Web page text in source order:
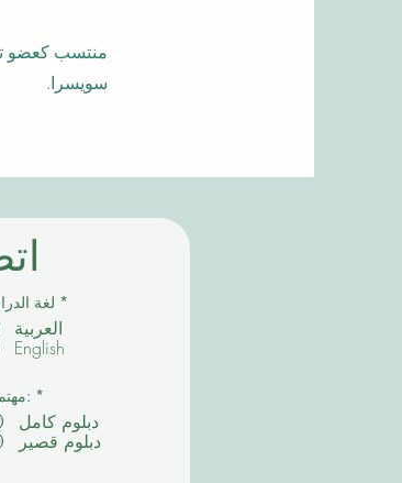
سويسرا.
لغة *
العربية
English
مهتم بـ: *
دبلوم كامل
دبلوم قصير